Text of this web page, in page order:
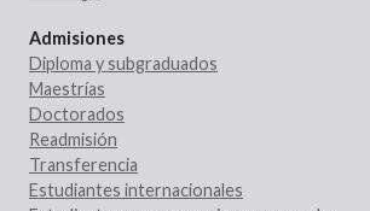
Admisiones
Diploma y subgraduados
Maestrías
Doctorados
Readmisión
Transferencia
Estudiantes internacionales